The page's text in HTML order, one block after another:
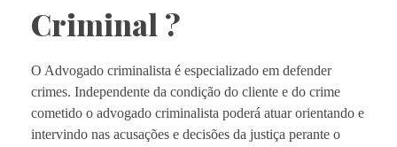
Criminal ?
O Advogado criminalista é especializado em defender
crimes. Independente da condição do cliente e do crime
cometido o advogado criminalista poderá atuar orientando e
intervindo nas acusações e decisões da justiça perante o